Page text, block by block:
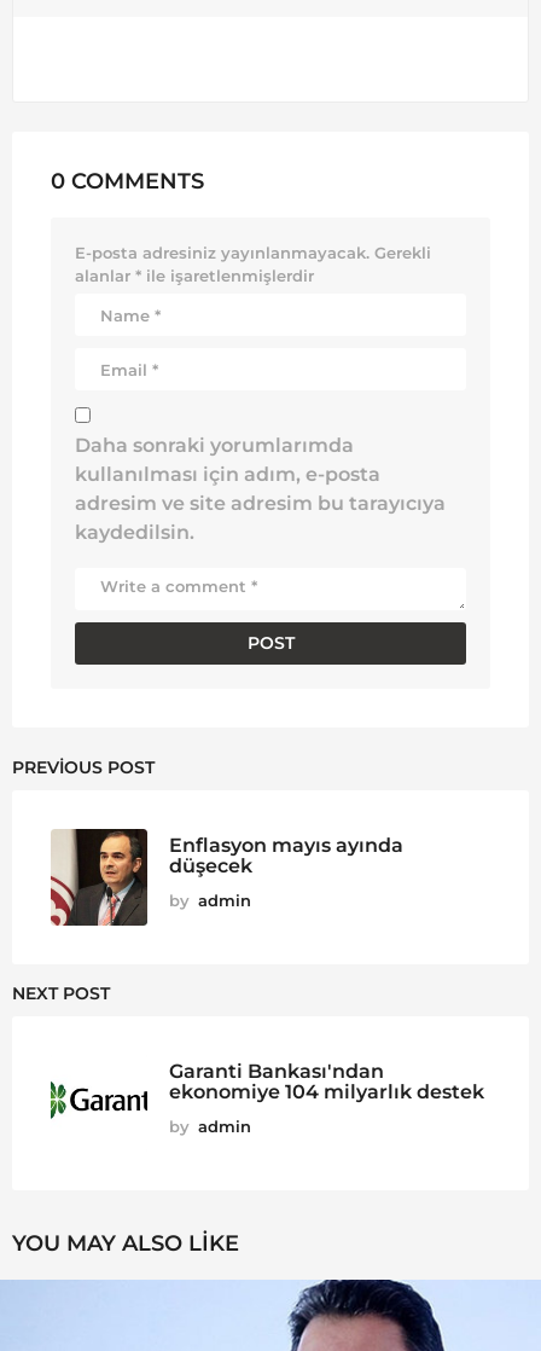
0 COMMENTS
E-posta adresiniz yayınlanmayacak. Gerekli
alanlar * ile işaretlenmişlerdir
Daha sonraki yorumlarımda
kullanılması için adım, e-posta
adresim ve site adresim bu tarayıcıya
kaydedilsin.
PREVIOUS POST
Enflasyon mayıs ayında
düşecek
by admin
NEXT POST
Garanti Bankası'ndan
ekonomiye 104 milyarlık destek
by admin
YOU MAY ALSO LIKE